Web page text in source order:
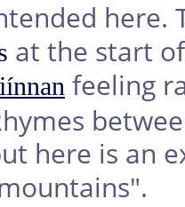
here.
at the start
feeling
here is an